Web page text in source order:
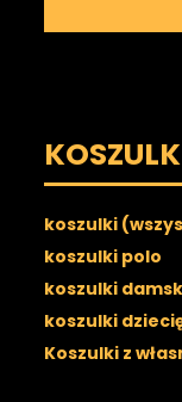
koszulki
koszulki polo
koszulki
koszulki
Koszulki z